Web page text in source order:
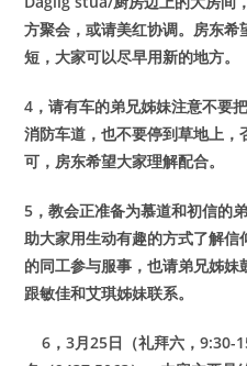
方聚会，或请美红协调。房东
短，大家可以尽早用新的地方。
4，请有车的弟兄姊妹注意不要
消防车道，也不要停到草地上
可，房东希望大家理解配合。
5，教会正准备为慕道和初信的
助大家用生动有趣的方式了解
的同工参与服事，也请弟兄姊
跟敏佳和艾琪姊妹联系。
6，3月25日（礼拜六，9:30-